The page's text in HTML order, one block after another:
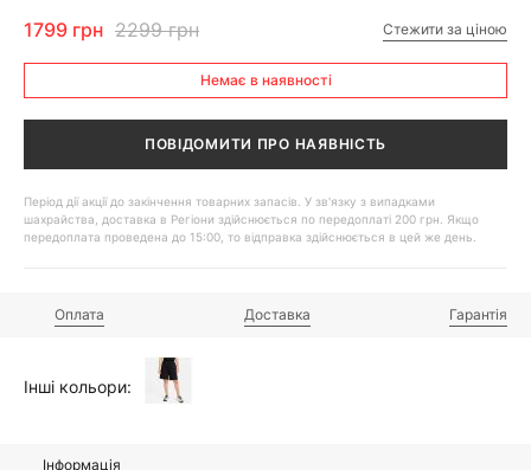
1799 грн 2299 грн Стежити за ціною
Немає в наявності
ПОВІДОМИТИ ПРО НАЯВНІСТЬ
Період дії акції до закінчення товарних запасів. У зв'язку з випадками
шахрайства, доставка в Регіони здійснюється по передоплаті 200 грн. Якщо
передоплата проведена до 15:00, то відправка здійснюється в цей же день.
Оплата Доставка Гарантія
Інші кольори:
Інформація